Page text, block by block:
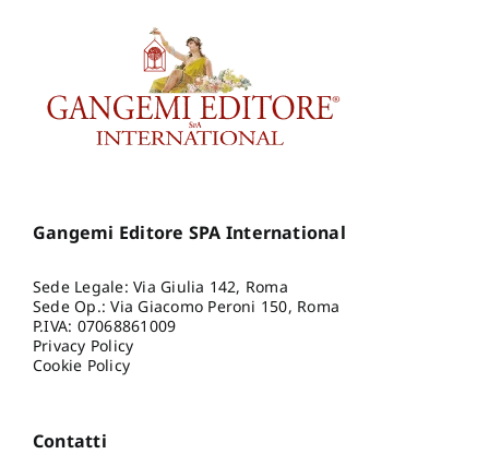
Gangemi Editore SPA International
Sede Legale: Via Giulia 142, Roma
Sede Op.: Via Giacomo Peroni 150, Roma
P.IVA: 07068861009
Privacy Policy
Cookie Policy
Contatti